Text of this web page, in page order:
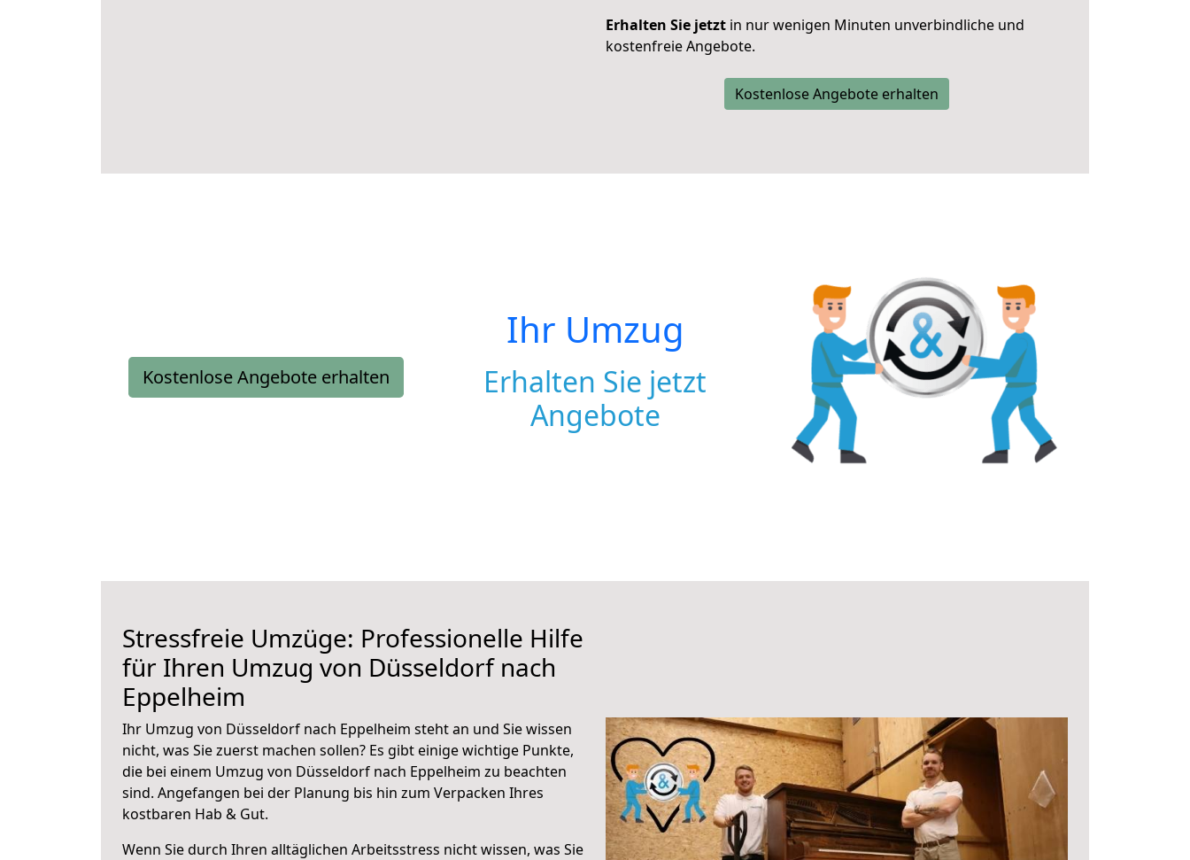
Erhalten Sie jetzt in nur wenigen Minuten unverbindliche und
kostenfreie Angebote.
Kostenlose Angebote erhalten
Kostenlose Angebote erhalten
Ihr Umzug
Erhalten Sie jetzt
Angebote
Stressfreie Umzüge: Professionelle Hilfe
für Ihren Umzug von Düsseldorf nach
Eppelheim
Ihr Umzug von Düsseldorf nach Eppelheim steht an und Sie wissen
nicht, was Sie zuerst machen sollen? Es gibt einige wichtige Punkte,
die bei einem Umzug von Düsseldorf nach Eppelheim zu beachten
sind. Angefangen bei der Planung bis hin zum Verpacken Ihres
kostbaren Hab & Gut.
Wenn Sie durch Ihren alltäglichen Arbeitsstress nicht wissen, was Sie